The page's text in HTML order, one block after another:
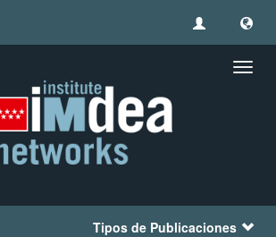
Tipos de Publicaciones